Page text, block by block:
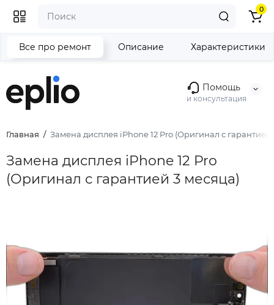
Помощь
и консультация
0
Главная Замена дисплея iPhone 12 Pro (Оригинал с гарантией
Замена дисплея iPhone 12 Pro
(Оригинал с гарантией 3 месяца)
Все про ремонт Описание Характеристики